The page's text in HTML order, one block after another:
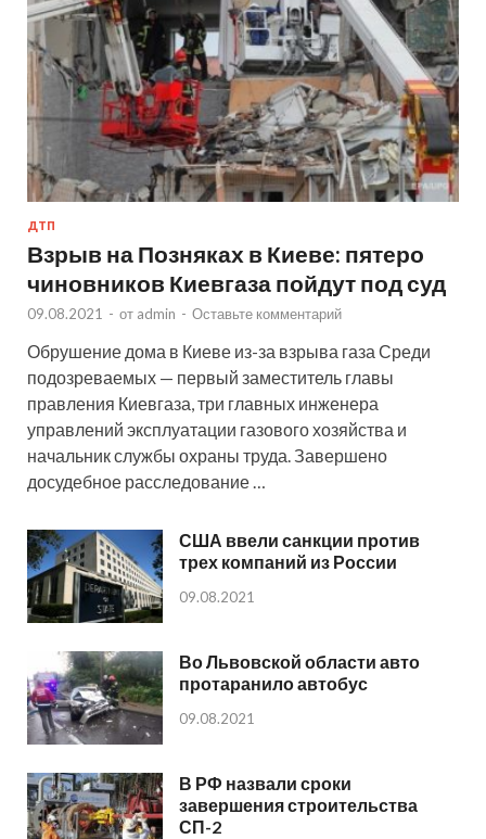
ДТП
Взрыв на Позняках в Киеве: пятеро
чиновников Киевгаза пойдут под суд
09.08.2021 - от admin - Оставьте комментарий
Обрушение дома в Киеве из-за взрыва газа Среди
подозреваемых — первый заместитель главы
правления Киевгаза, три главных инженера
управлений эксплуатации газового хозяйства и
начальник службы охраны труда. Завершено
досудебное расследование …
США ввели санкции против
трех компаний из России
09.08.2021
Во Львовской области авто
протаранило автобус
09.08.2021
В РФ назвали сроки
завершения строительства
СП-2